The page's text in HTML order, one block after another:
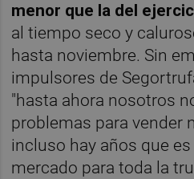
menor que la del
al tiempo seco y
hasta noviembre. Sin
impulsores de
"hasta ahora nosotros
problemas para vender
incluso hay años que
mercado para toda la